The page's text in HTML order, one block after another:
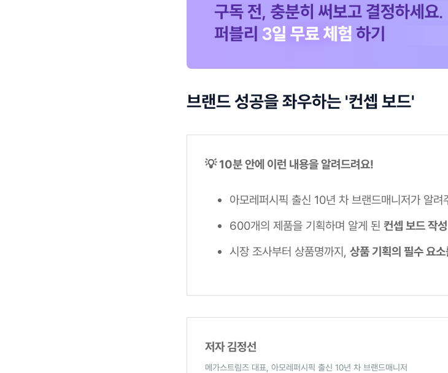
브랜드 성공을 좌우하는 '컨셉 보드'
💡 10분 안에 이런 내용을 알려드려요!
아모레퍼시픽 출신 10년 차 브랜드매니저가 알려
600개의 제품을 기획하며 알게 된 컨셉 보드 작
시장 조사부터 상품명까지, 상품 기획의 필수 요
저자 김정선
메가스트림즈 대표, 아모레퍼시픽 출신 10년 차 브랜드매니저